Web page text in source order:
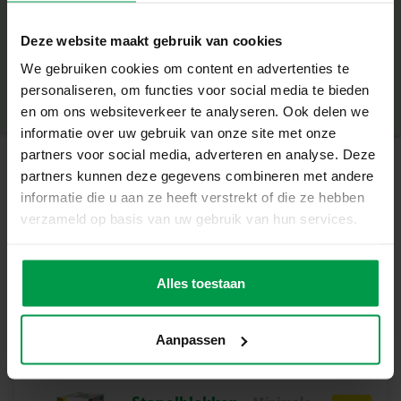
Deze website maakt gebruik van cookies
We gebruiken cookies om content en advertenties te
personaliseren, om functies voor social media te bieden
en om ons websiteverkeer te analyseren. Ook delen we
informatie over uw gebruik van onze site met onze
partners voor social media, adverteren en analyse. Deze
partners kunnen deze gegevens combineren met andere
informatie die u aan ze heeft verstrekt of die ze hebben
verzameld op basis van uw gebruik van hun services.
Alles toestaan
Aanpassen
– Perfect voor badtijd plezier
– Geschikt voor kinderen vanaf 12 maanden
Waarom dit Perfect voor Jou Is
Met deze leuke set kunnen kinderen hun eigen dieren
verzorgen en wassen in bad. Het magische sop maakt
badderen extra spannend, omdat de hondjes en het katje
pas tevoorschijn komen in het water. Kinderen zullen
genieten van het verzorgen van hun nieuwe vriendjes!
Inhoud van de Set
– 1 kat van foam verstopt in magische sop
Waarom Kiezen voor SES Creative?
Daarom worden de producten geproduceerd en getest in
de fabriek in Nederland, volgens de strengste Europese
Productnummer|
13084
Deel dit product
Gerelateerde producten
Houten
bouwblokken
Minimale